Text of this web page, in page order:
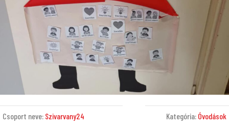
Csoport neve: Szivarvany24 Kategória: Óvodások